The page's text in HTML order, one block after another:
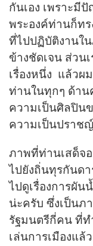
กันเอง เพราะมี
พระองค์ท่านก็ท
ที่ไปปฏิบัติงานใ
ข้างชัดเจน ส่วน
เรื่องหนึ่ง แล้วผ
ท่านในทุกๆ ด้าน
ความเป็นศิลปิน
ความเป็นปราช
ภาพที่ท่านเสด็จ
ไปยังถิ่นทุรกันดา
ไปดูเรื่องการผัน
น่ะครับ ซึ่งเป็นภ
รัฐมนตรีกี่คน ที่
เล่นการเมืองแ